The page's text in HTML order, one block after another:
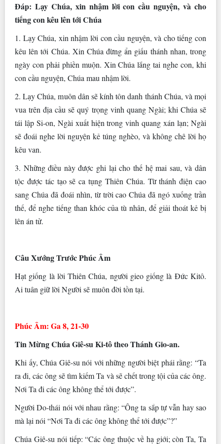
Ðáp: Lạy Chúa, xin nhậm lời con cầu nguyện, và cho
tiếng con kêu lên tới Chúa
1. Lạy Chúa, xin nhậm lời con cầu nguyện, và cho tiếng con
kêu lên tới Chúa. Xin Chúa đừng ẩn giấu thánh nhan, trong
ngày con phải phiền muộn. Xin Chúa lắng tai nghe con, khi
con cầu nguyện, Chúa mau nhậm lời.
2. Lạy Chúa, muôn dân sẽ kính tôn danh thánh Chúa, và mọi
vua trên địa cầu sẽ quý trọng vinh quang Ngài; khi Chúa sẽ
tái lập Si-on, Ngài xuất hiện trong vinh quang xán lạn; Ngài
sẽ đoái nghe lời nguyện kẻ túng nghèo, và không chê lời họ
kêu van.
3. Những điều này được ghi lại cho thế hệ mai sau, và dân
tộc được tác tạo sẽ ca tụng Thiên Chúa. Từ thánh điện cao
sang Chúa đã đoái nhìn, từ trời cao Chúa đã ngó xuống trần
thế, để nghe tiếng than khóc của tù nhân, để giải thoát kẻ bị
lên án tử.
Câu Xướng Trước Phúc Âm
Hạt giống là lời Thiên Chúa, người gieo giống là Đức Kitô.
Ai tuân giữ lời Người sẽ muôn đời tồn tại.
Phúc Âm: Ga 8, 21-30
Tin Mừng Chúa Giê-su Ki-tô theo Thánh Gio-an.
Khi ấy, Chúa Giê-su nói với những người biệt phái rằng: “Ta
ra đi, các ông sẽ tìm kiếm Ta và sẽ chết trong tội của các ông.
Nơi Ta đi các ông không thể tới được”.
Người Do-thái nói với nhau rằng: “Ông ta sắp tự vẫn hay sao
mà lại nói “Nơi Ta đi các ông không thể tới được”?”
Chúa Giê-su nói tiếp: “Các ông thuộc về hạ giới; còn Ta, Ta